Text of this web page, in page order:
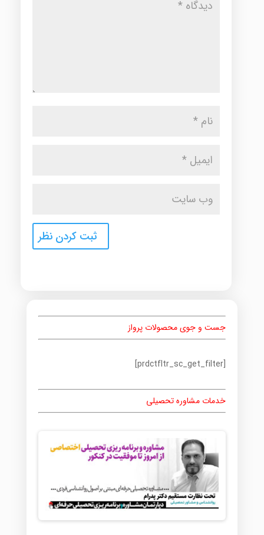
جست و جوی محصولات پرواز
[prdctfltr_sc_get_filter]
خدمات مشاوره تحصیلی